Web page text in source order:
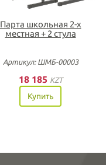
Парта школьная 2-х
местная + 2 стула
Артикул: ШМБ-00003
18 185 KZT
Купить